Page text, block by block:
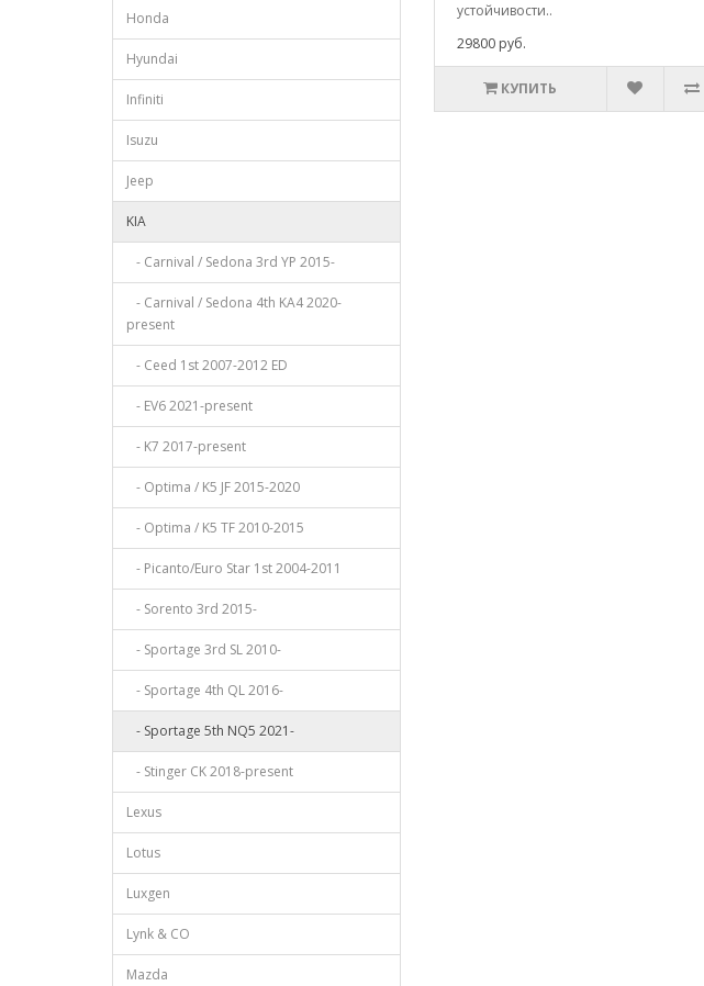
Honda
Hyundai
Infiniti
Isuzu
Jeep
KIA
- Carnival / Sedona 3rd YP 2015-
- Carnival / Sedona 4th KA4 2020-
present
- Ceed 1st 2007-2012 ED
- EV6 2021-present
- K7 2017-present
- Optima / K5 JF 2015-2020
- Optima / K5 TF 2010-2015
- Picanto/Euro Star 1st 2004-2011
- Sorento 3rd 2015-
- Sportage 3rd SL 2010-
- Sportage 4th QL 2016-
- Sportage 5th NQ5 2021-
- Stinger CK 2018-present
Lexus
Lotus
Luxgen
Lynk & CO
Mazda
устойчивости..
29800 руб.
КУПИТЬ